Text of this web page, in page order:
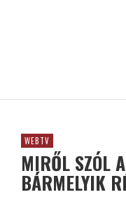
WEBTV
MIRŐL SZÓL
BÁRMELYIK